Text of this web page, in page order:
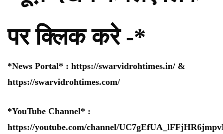
पर क्लिक करे -*
*News Portal* : https://swarvidrohtimes.in/ &
https://swarvidrohtimes.com/
*YouTube Channel* :
https://youtube.com/channel/